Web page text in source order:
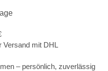
Versand mit DHL
– persönlich, zuverlässig